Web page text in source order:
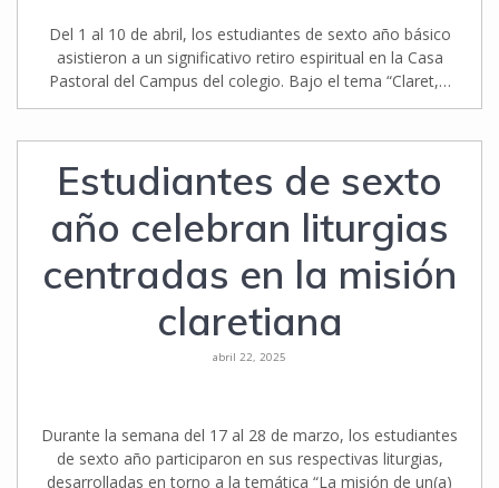
Del 1 al 10 de abril, los estudiantes de sexto año básico
asistieron a un significativo retiro espiritual en la Casa
Pastoral del Campus del colegio. Bajo el tema “Claret,…
Estudiantes de sexto
año celebran liturgias
centradas en la misión
claretiana
abril 22, 2025
Durante la semana del 17 al 28 de marzo, los estudiantes
de sexto año participaron en sus respectivas liturgias,
desarrolladas en torno a la temática “La misión de un(a)